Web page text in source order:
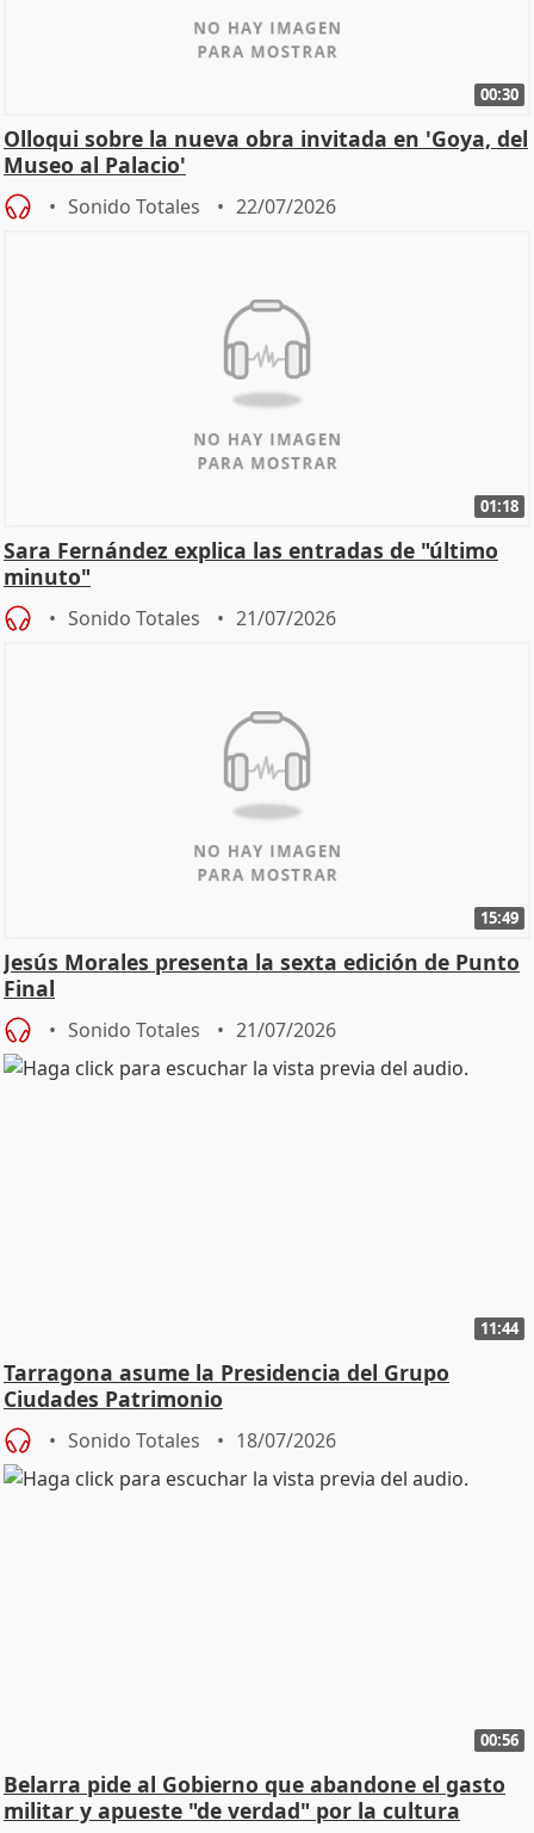
00:30
Olloqui sobre la nueva obra invitada en 'Goya, del
Museo al Palacio'
Sonido Totales 22/07/2026
01:18
Sara Fernández explica las entradas de "último
minuto"
Sonido Totales 21/07/2026
15:49
Jesús Morales presenta la sexta edición de Punto
Final
Sonido Totales 21/07/2026
11:44
Tarragona asume la Presidencia del Grupo
Ciudades Patrimonio
Sonido Totales 18/07/2026
00:56
Belarra pide al Gobierno que abandone el gasto
militar y apueste "de verdad" por la cultura